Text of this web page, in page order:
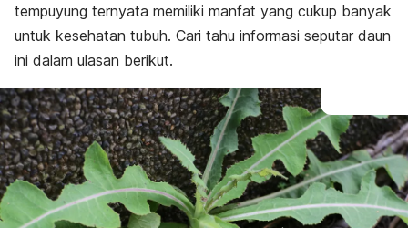
tempuyung ternyata memiliki manfat yang cukup banyak
untuk kesehatan tubuh. Cari tahu informasi seputar daun
ini dalam ulasan berikut.